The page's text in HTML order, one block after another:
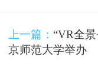
上一篇： “VR全
京师范大学举办